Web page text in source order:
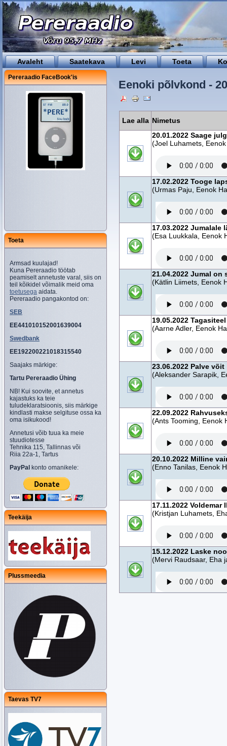
Avaleht Saatekava Levi Toeta
Pereraadio FaceBook'is
Toeta
Armsad kuulajad!
Kuna Pereraadio töötab
peamiselt annetuste varal, siis on
teil kõikidel võimalik meid oma
toetusega aidata.
Pereraadio pangakontod on:
SEB
EE441010152001639004
Swedbank
EE192200221018315540
Saajaks märkige:
Tartu Pereraadio Ühing
NB! Kui soovite, et annetus
kajastuks ka teie
tuludeklaratsioonis, siis märkige
kindlasti makse selgituse ossa ka
oma isikukood!
Annetusi võib tuua ka meie
stuudiotesse
Tehnika 115, Tallinnas või
Riia 22a-1, Tartus
PayPal konto omanikele:
Teekäija
Plussmeedia
Taevas TV7
Eenoki põlvkond -
Lae alla Nimetus
20.01.2022 Saage
(Joel Luhamets,
17.02.2022 Tooge
(Urmas Paju, Eenok
17.03.2022 Jumalale
(Esa Luukkala, Eenok
21.04.2022 Jumal on
(Kätlin Liimets, Eenok
19.05.2022
(Aarne Adler, Eenok
23.06.2022 Palve võit
(Aleksander Sarapik,
22.09.2022
(Ants Tooming, Eenok
20.10.2022 Milline
(Enno Tanilas, Eenok
17.11.2022 Voldemar
(Kristjan Luhamets,
15.12.2022 Laske
(Mervi Raudsaar, Eha